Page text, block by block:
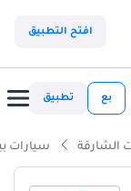
افتح التطبيق
بع تطبيق
الشارقة سيارات